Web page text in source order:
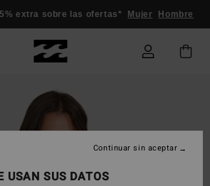
extra sobre las ofertas* Mujer Hombre
USAN SUS DATOS
Continuar sin aceptar